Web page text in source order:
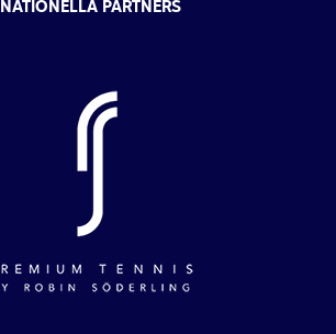
NATIONELLA PARTNERS